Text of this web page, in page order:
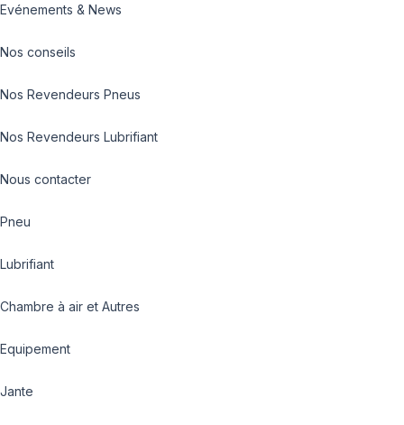
Evénements & News
Nos conseils
Nos Revendeurs Pneus
Nos Revendeurs Lubrifiant
Nous contacter
Pneu
Lubrifiant
Chambre à air et Autres
Equipement
Jante